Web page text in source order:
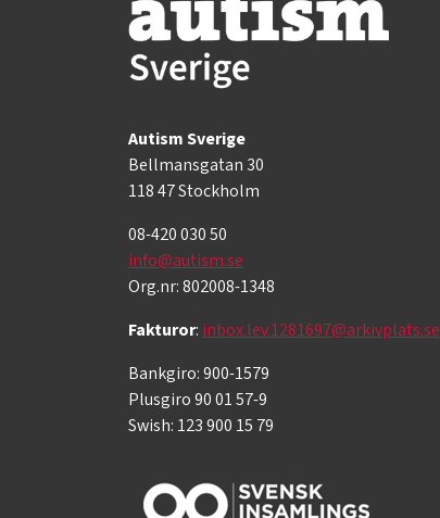
Autism Sverige
Bellmansgatan 30
118 47 Stockholm
08-420 030 50
info@autism.se
Org.nr: 802008-1348
Fakturor: inbox.lev.1281697@arkivplats.se
Bankgiro: 900-1579
Plusgiro 90 01 57-9
Swish: 123 900 15 79